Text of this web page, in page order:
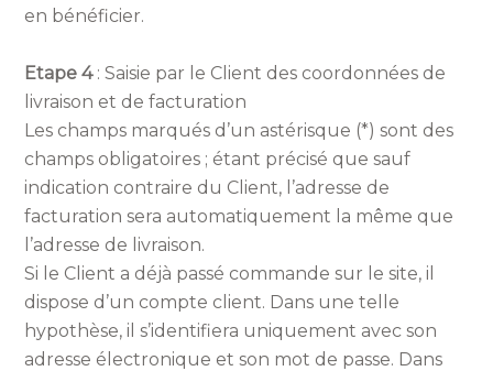
en bénéficier.
Etape 4: Saisie par le Client des coordonnées de
livraison et de facturation
Les champs marqués d’un astérisque (*) sont des
champs obligatoires ; étant précisé que sauf
indication contraire du Client, l’adresse de
facturation sera automatiquement la même que
l’adresse de livraison.
Si le Client a déjà passé commande sur le site, il
dispose d’un compte client. Dans une telle
hypothèse, il s’identifiera uniquement avec son
adresse électronique et son mot de passe. Dans